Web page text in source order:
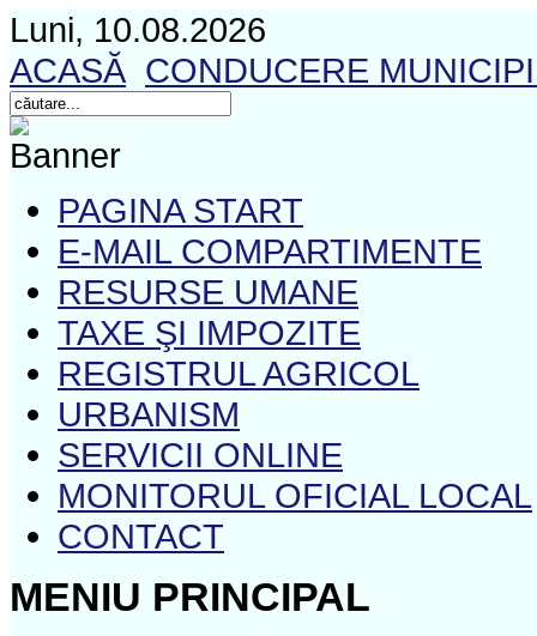
Luni, 10.08.2026
ACASĂ CONDUCERE
PAGINA START
E-MAIL COMPARTIMENTE
RESURSE UMANE
TAXE ŞI IMPOZITE
REGISTRUL AGRICOL
URBANISM
SERVICII ONLINE
MONITORUL OFICIAL LOCAL
CONTACT
MENIU PRINCIPAL